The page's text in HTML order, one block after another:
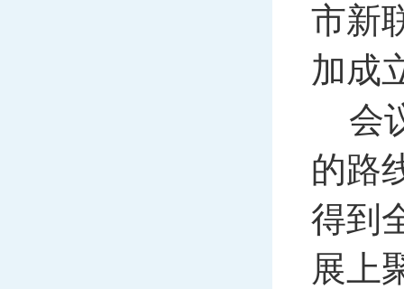
市新
加成
会
的路
得到
展上